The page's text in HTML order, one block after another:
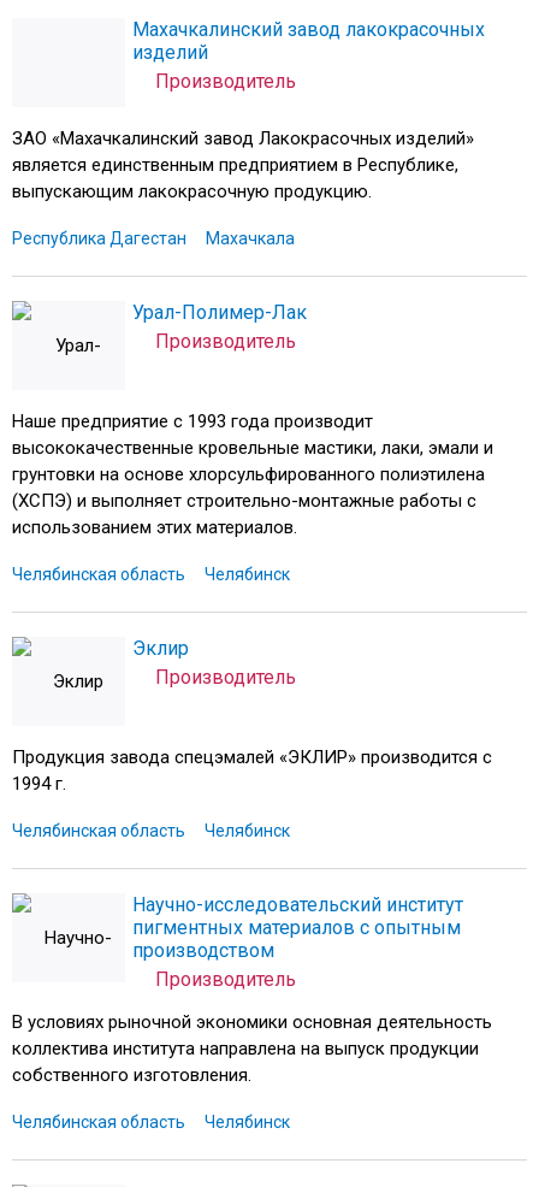
Махачкалинский завод лакокрасочных
изделий
Производитель
ЗАО «Махачкалинский завод Лакокрасочных изделий»
является единственным предприятием в Республике,
выпускающим лакокрасочную продукцию.
Республика Дагестан Махачкала
Урал-Полимер-Лак
Производитель
Наше предприятие с 1993 года производит
высококачественные кровельные мастики, лаки, эмали и
грунтовки на основе хлорсульфированного полиэтилена
(ХСПЭ) и выполняет строительно-монтажные работы с
использованием этих материалов.
Челябинская область Челябинск
Эклир
Производитель
Продукция завода спецэмалей «ЭКЛИР» производится с
1994 г.
Челябинская область Челябинск
Научно-исследовательский институт
пигментных материалов с опытным
производством
Производитель
В условиях рыночной экономики основная деятельность
коллектива института направлена на выпуск продукции
собственного изготовления.
Челябинская область Челябинск